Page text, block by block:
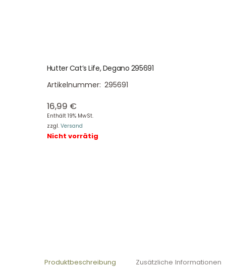
Hutter Cat’s Life, Degano 295691
Artikelnummer: 295691
16,99 €
Enthält 19% MwSt.
zzgl. Versand
Nicht vorrätig
Produktbeschreibung Zusätzliche Informationen